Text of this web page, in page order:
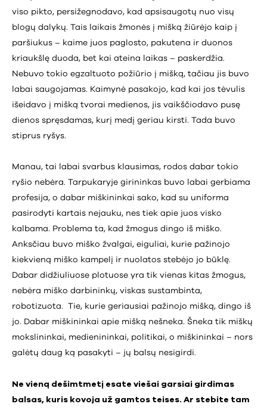
viso pikto, persižegnodavo, kad apsisaugotų nuo visų
blogų dalykų. Tais laikais žmonės į mišką žiūrėjo kaip į
paršiukus – kaime juos paglosto, pakutena ir duonos
kriaukšlę duoda, bet kai ateina laikas – paskerdžia.
Nebuvo tokio egzaltuoto požiūrio į mišką, tačiau jis buvo
labai saugojamas. Kaimynė pasakojo, kad kai jos tėvulis
išeidavo į mišką tvorai medienos, jis vaikščiodavo pusę
dienos spręsdamas, kurį medį geriau kirsti. Tada buvo
stiprus ryšys.
Manau, tai labai svarbus klausimas, rodos dabar tokio
ryšio nebėra. Tarpukaryje girininkas buvo labai gerbiama
profesija, o dabar miškininkai sako, kad su uniforma
pasirodyti kartais nejauku, nes tiek apie juos visko
kalbama. Problema ta, kad žmogus dingo iš miško.
Anksčiau buvo miško žvalgai, eiguliai, kurie pažinojo
kiekvieną miško kampelį ir nuolatos stebėjo jo būklę.
Dabar didžiuliuose plotuose yra tik vienas kitas žmogus,
nebėra miško darbininkų, viskas sustambinta,
robotizuota. Tie, kurie geriausiai pažinojo mišką, dingo iš
jo. Dabar miškininkai apie mišką nešneka. Šneka tik miškų
mokslininkai, medienininkai, politikai, o miškininkai – nors
galėtų daug ką pasakyti – jų balsų nesigirdi.
Ne vieną dešimtmetį esate viešai garsiai girdimas
balsas, kuris kovoja už gamtos teises. Ar stebite tam